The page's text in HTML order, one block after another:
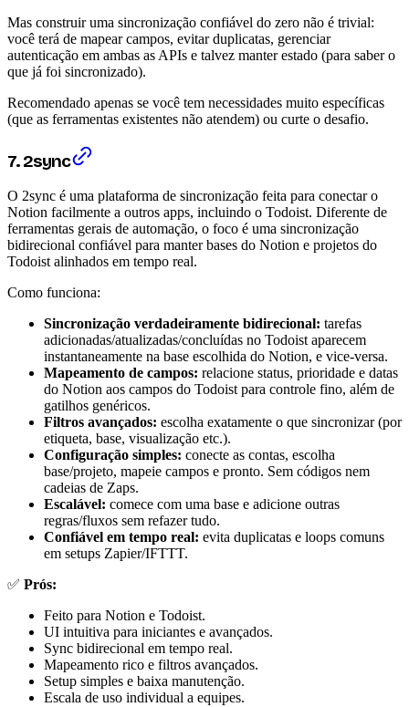
Mas construir uma sincronização confiável do zero não é trivial:
você terá de mapear campos, evitar duplicatas, gerenciar
autenticação em ambas as APIs e talvez manter estado (para saber o
que já foi sincronizado).
Recomendado apenas se você tem necessidades muito específicas
(que as ferramentas existentes não atendem) ou curte o desafio.
7. 2sync
O 2sync é uma plataforma de sincronização feita para conectar o
Notion facilmente a outros apps, incluindo o Todoist. Diferente de
ferramentas gerais de automação, o foco é uma sincronização
bidirecional confiável para manter bases do Notion e projetos do
Todoist alinhados em tempo real.
Como funciona:
Sincronização verdadeiramente bidirecional: tarefas
adicionadas/atualizadas/concluídas no Todoist aparecem
instantaneamente na base escolhida do Notion, e vice-versa.
Mapeamento de campos: relacione status, prioridade e datas
do Notion aos campos do Todoist para controle fino, além de
gatilhos genéricos.
Filtros avançados: escolha exatamente o que sincronizar (por
etiqueta, base, visualização etc.).
Configuração simples: conecte as contas, escolha
base/projeto, mapeie campos e pronto. Sem códigos nem
cadeias de Zaps.
Escalável: comece com uma base e adicione outras
regras/fluxos sem refazer tudo.
Confiável em tempo real: evita duplicatas e loops comuns
em setups Zapier/IFTTT.
✅ Prós:
Feito para Notion e Todoist.
UI intuitiva para iniciantes e avançados.
Sync bidirecional em tempo real.
Mapeamento rico e filtros avançados.
Setup simples e baixa manutenção.
Escala de uso individual a equipes.